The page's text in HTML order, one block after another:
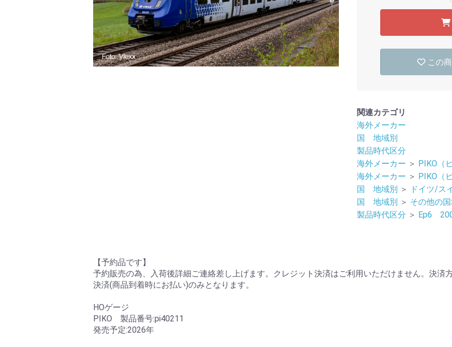
この
関連カテゴリ
海外メーカー
国 地域別
製品時代区分
海外メーカー ＞ PIKO（
海外メーカー ＞ PIKO（
国 地域別 ＞
ドイツ/ス
国 地域別 ＞ その他の
製品時代区分 ＞ Ep6
【予約品です】
予約販売の為、入荷後詳細ご連絡差し上げます。クレジット決済はご利用いただけません。決済
決済(商品到着時にお払い)のみとなります。
HOゲージ
PIKO 製品番号:pi40211
発売予定:2026年